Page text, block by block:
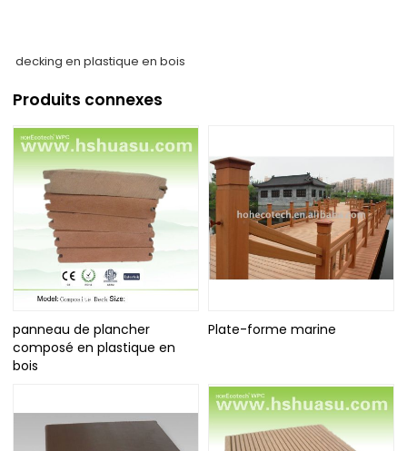
decking en plastique en bois
Produits connexes
panneau de plancher
composé en plastique en
bois
Plate-forme marine